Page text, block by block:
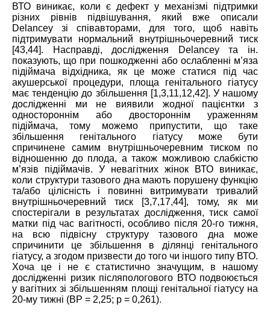
ВТО виникає, коли є дефект у механізмі підтримки
різних рівнів підвішування, який вже описали
Delancey зі співавторами, для того, щоб навіть
підтримувати нормальний внутрішньочеревний тиск
[43,44]. Насправді, дослідження Delancey та ін.
показують, що при пошкодженні або ослабленні м’яза
підіймача відхідника, як це може статися під час
акушерської процедури, площа генітального гіатусу
має тенденцію до збільшення [1,3,11,12,42]. У нашому
дослідженні ми не виявили жодної пацієнтки з
одностороннім або двостороннім ураженням
підіймача, тому можемо припустити, що таке
збільшення генітального гіатусу може бути
спричинене самим внутрішньочеревним тиском по
відношенню до плода, а також можливою слабкістю
м’язів підіймачів. У невагітних жінок ВТО виникає,
коли структури тазового дна мають порушену функцію
та/або цілісність і повинні витримувати тривалий
внутрішньочеревний тиск [3,7,17,44], тому, як ми
спостерігали в результатах дослідження, тиск самої
матки під час вагітності, особливо після 20-го тижня,
на всю підвісну структуру тазового дна може
спричинити це збільшення в ділянці генітального
гіатусу, а згодом призвести до того чи іншого типу ВТО.
Хоча це і не є статистично значущим, в нашому
дослідженні ризик післяпологового ВТО подвоюється
у вагітних зі збільшенням площі генітальної гіатусу на
20-му тижні (ВР = 2,25; р = 0,261).